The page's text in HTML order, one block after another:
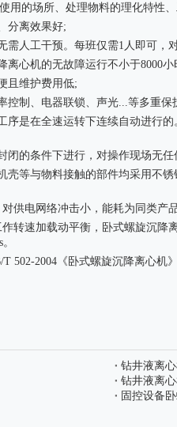
HMC泥浆净化装置
用的场所、处理物料的理化特性
分离效果好;
人工干预。每班仅需1人即可，
心机的无故障运行不小于8000小
且维护费用低;
制、电器联锁、声光...等多重保
序是在全速运转下连续自动进行
的条件下进行，对操作现场无任
壳等与物料接触的部件均采用不
供电网络冲击小，能耗为同类产品
转速加载动平衡，卧式螺旋沉降
502-2004《卧式螺旋沉降离心机
钻井液离
钻井液离
固控设备